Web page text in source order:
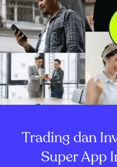
Trading dan
Super App